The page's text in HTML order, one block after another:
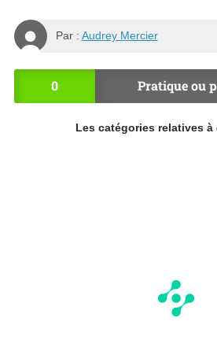
Par : Audrey Mercier
0 Pratique ou
Les catégories relatives à